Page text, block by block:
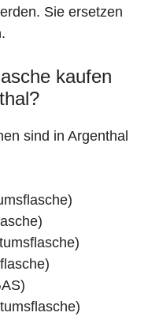
Sie ersetzen
.
kaufen
sind in Argenthal